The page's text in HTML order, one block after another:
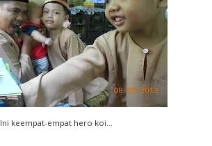
Ini keempat-empat hero koi...